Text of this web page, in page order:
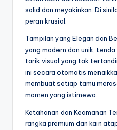
solid dan meyakinkan. Di
peran krusial.
Tampilan yang Elegan dan
yang modern dan unik,
tarik visual yang tak
ini secara otomatis
membuat setiap tamu
momen yang istimewa.
Ketahanan dan Keamanan
rangka premium dan kain